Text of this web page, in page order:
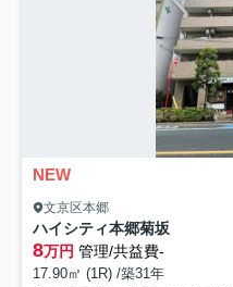
NEW
文京区本郷
ハイシティ本郷菊坂
8万円 管理/共益費-
17.90㎡ (1R) /築31年